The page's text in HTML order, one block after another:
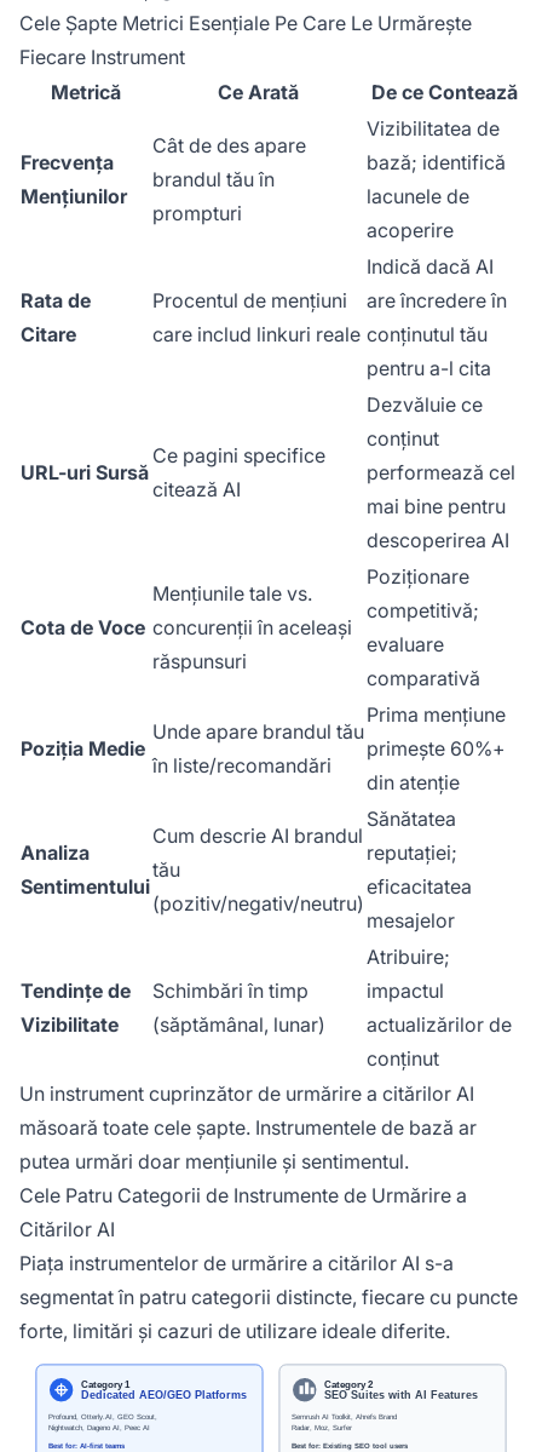
Cele Șapte Metrici Esențiale Pe Care Le Urmărește
Fiecare Instrument
Metrică
Ce Arată De ce Contează
Frecvența
Mențiunilor
Cât de des apare
brandul tău în
prompturi
Vizibilitatea de
bază; identifică
lacunele de
acoperire
Rata de
Citare
Procentul de mențiuni
care includ linkuri reale
Indică dacă AI
are încredere în
conținutul tău
pentru a-l cita
URL-uri Sursă
Ce pagini specifice
citează AI
Dezvăluie ce
conținut
performează cel
mai bine pentru
descoperirea AI
Cota de Voce
Mențiunile tale vs.
concurenții în aceleași
răspunsuri
Poziționare
competitivă;
evaluare
comparativă
Poziția Medie
Unde apare brandul tău
în liste/recomandări
Prima mențiune
primește 60%+
din atenție
Analiza
Sentimentului
Cum descrie AI brandul
tău
(pozitiv/negativ/neutru)
Sănătatea
reputației;
eficacitatea
mesajelor
Tendințe de
Vizibilitate
Schimbări în timp
(săptămânal, lunar)
Atribuire;
impactul
actualizărilor de
conținut
Un instrument cuprinzător de urmărire a citărilor AI
măsoară toate cele șapte. Instrumentele de bază ar
putea urmări doar mențiunile și sentimentul.
Cele Patru Categorii de Instrumente de Urmărire a
Citărilor AI
Piața instrumentelor de urmărire a citărilor AI s-a
segmentat în patru categorii distincte, fiecare cu puncte
forte, limitări și cazuri de utilizare ideale diferite.